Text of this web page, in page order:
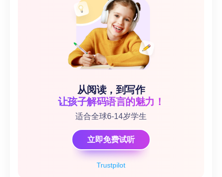
Trustpilot
从阅读，到写作
让孩子解码语言的魅力！
适合全球6-14岁学生
立即免费试听